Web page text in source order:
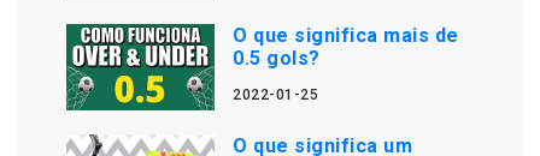
O que significa mais de
0.5 gols?
2022-01-25
O que significa um